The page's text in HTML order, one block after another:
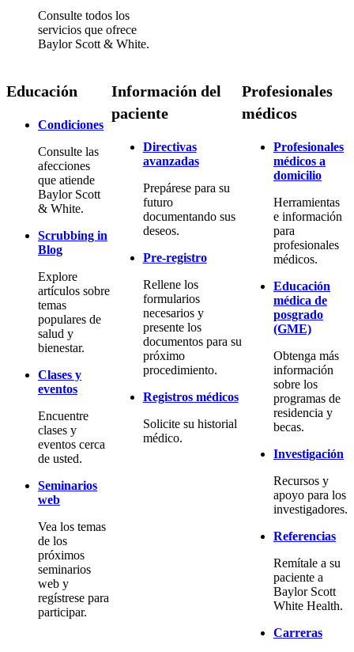
Consulte todos los
servicios que ofrece
Baylor Scott & White.
Educación
Condiciones
Consulte las
afecciones
que atiende
Baylor Scott
& White.
Scrubbing in
Blog
Explore
artículos sobre
temas
populares de
salud y
bienestar.
Clases y
eventos
Encuentre
clases y
eventos cerca
de usted.
Seminarios
web
Vea los temas
de los
próximos
seminarios
web y
regístrese para
participar.
Información del
paciente
Directivas
avanzadas
Prepárese para su
futuro
documentando sus
deseos.
Pre-registro
Rellene los
formularios
necesarios y
presente los
documentos para su
próximo
procedimiento.
Registros médicos
Solicite su historial
médico.
Profesionales
médicos
Profesionales
médicos a
domicilio
Herramientas
e información
para
profesionales
médicos.
Educación
médica de
posgrado
(GME)
Obtenga más
información
sobre los
programas de
residencia y
becas.
Investigación
Recursos y
apoyo para los
investigadores.
Referencias
Remítale a su
paciente a
Baylor Scott
White Health.
Carreras